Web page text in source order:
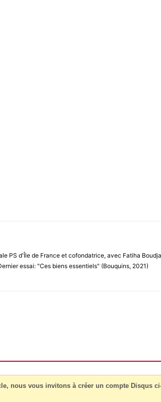
PS d'Île de France et cofondatrice, avec Fatiha
essai: "Ces biens essentiels" (Bouquins, 2021)
nous vous invitons à créer un compte Disqus